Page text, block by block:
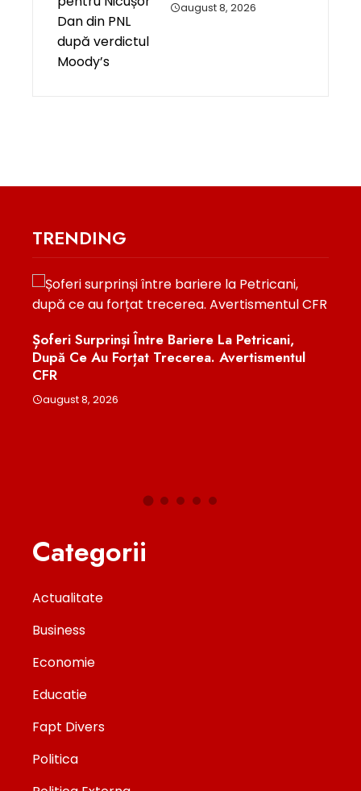
august 8, 2026
TRENDING
Șoferi Surprinși Între Bariere La Petricani,
După Ce Au Forțat Trecerea. Avertismentul
CFR
august 8, 2026
Categorii
Actualitate
Business
Economie
Educatie
Fapt Divers
Politica